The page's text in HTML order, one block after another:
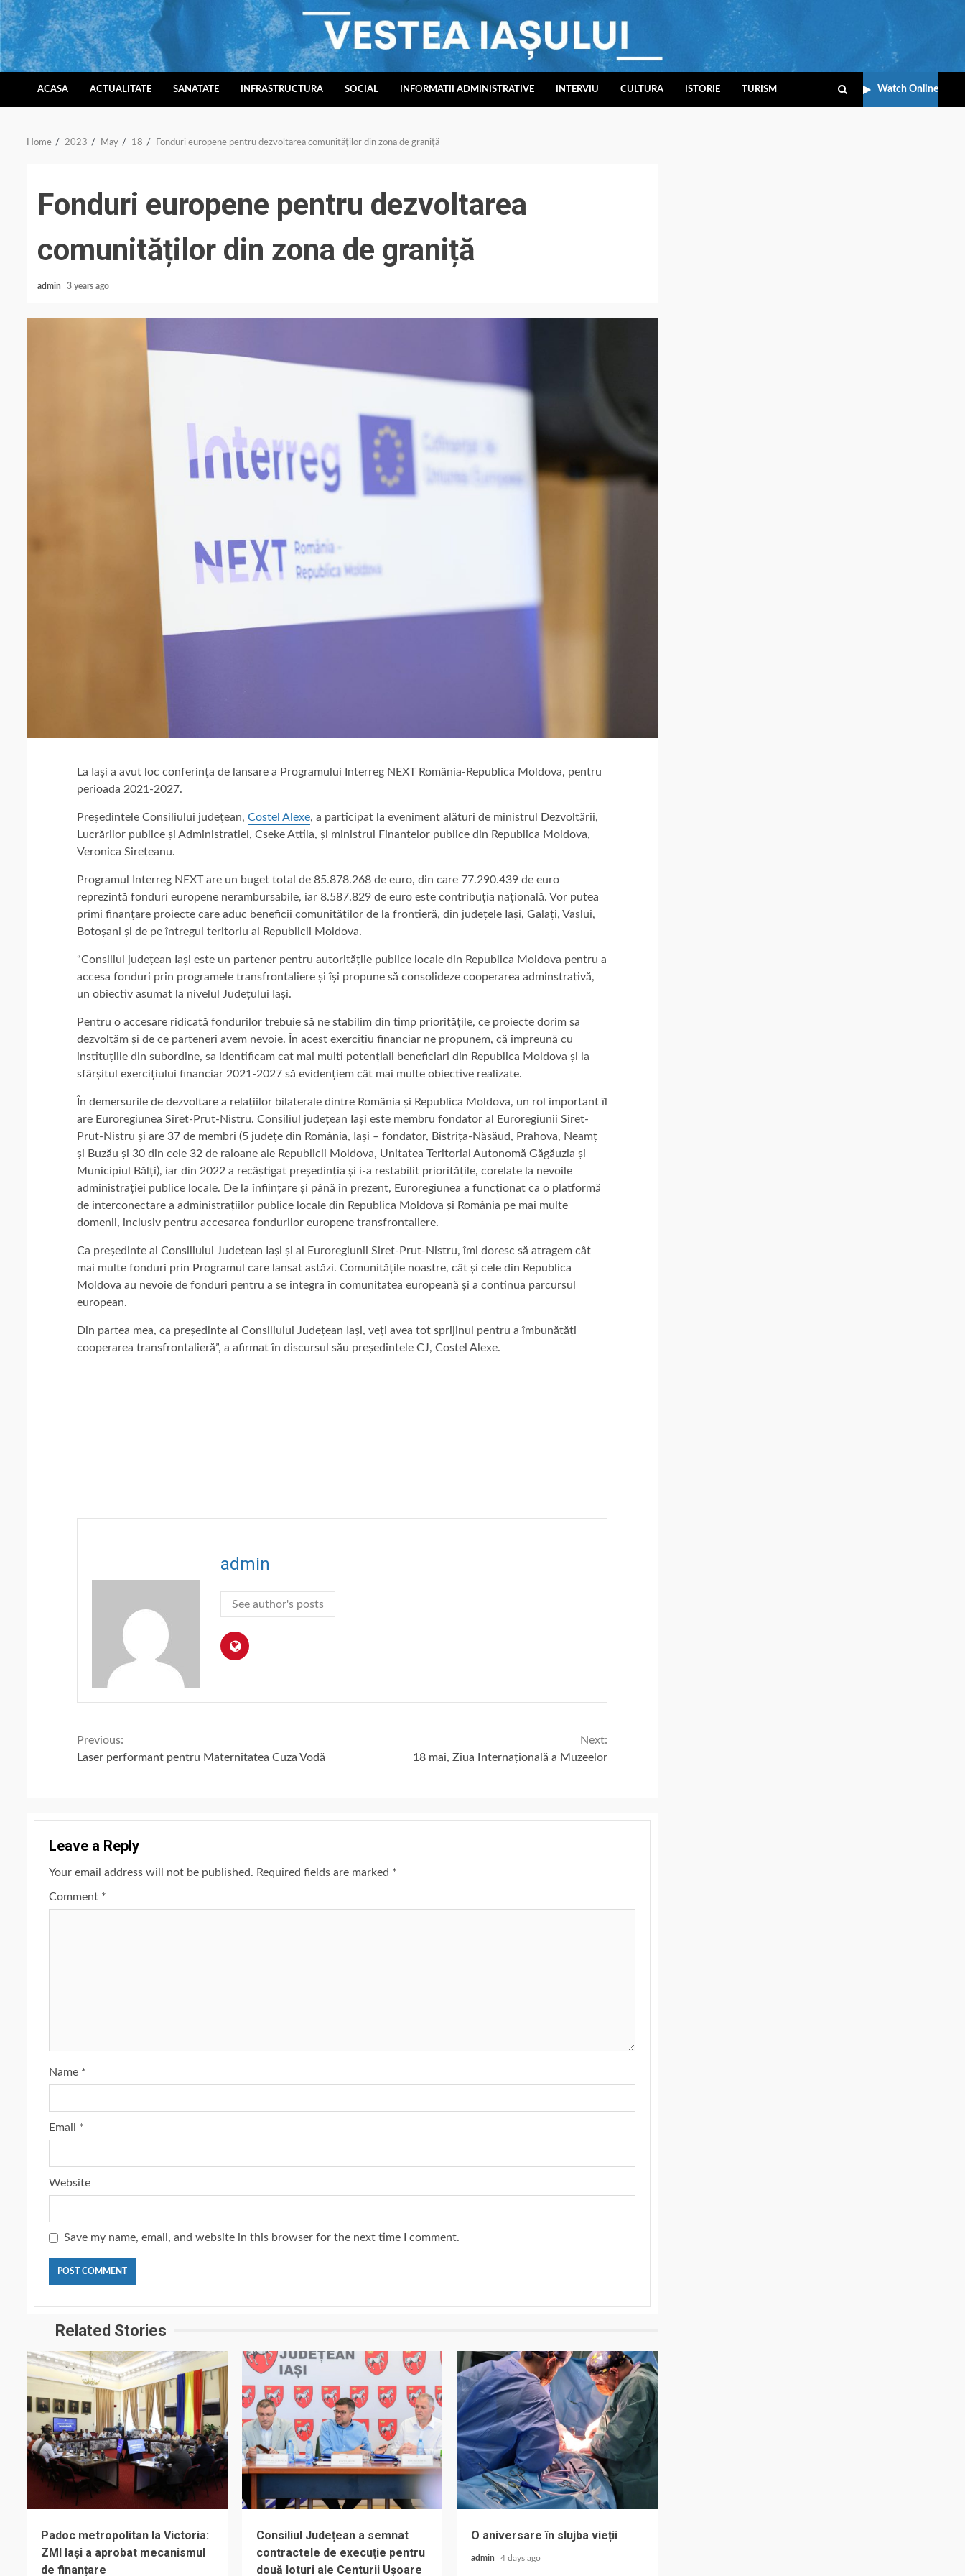
Skip
to
content
ACASA ACTUALITATE SANATATE INFRASTRUCTURA SOCIAL INFORMATII ADMINISTRATIVE INTERVIU CULTURA ISTORIE TURISM Watch Online
Home 2023 May 18 Fonduri europene pentru dezvoltarea comunităților din zona de graniță
Fonduri europene pentru dezvoltarea
comunităților din zona de graniță
admin 3 years ago
La Iași a avut loc conferinţa de lansare a Programului Interreg NEXT România-Republica Moldova, pentru
perioada 2021-2027.
Președintele Consiliului județean, Costel Alexe, a participat la eveniment alături de ministrul Dezvoltării,
Lucrărilor publice și Administrației, Cseke Attila, și ministrul Finanțelor publice din Republica Moldova,
Veronica Sirețeanu.
Programul Interreg NEXT are un buget total de 85.878.268 de euro, din care 77.290.439 de euro
reprezintă fonduri europene nerambursabile, iar 8.587.829 de euro este contribuția națională. Vor putea
primi finanțare proiecte care aduc beneficii comunităților de la frontieră, din județele Iași, Galați, Vaslui,
Botoșani și de pe întregul teritoriu al Republicii Moldova.
“Consiliul județean Iași este un partener pentru autoritățile publice locale din Republica Moldova pentru a
accesa fonduri prin programele transfrontaliere și își propune să consolideze cooperarea adminstrativă,
un obiectiv asumat la nivelul Județului Iași.
Pentru o accesare ridicată fondurilor trebuie să ne stabilim din timp prioritățile, ce proiecte dorim sa
dezvoltăm și de ce parteneri avem nevoie. În acest exercițiu financiar ne propunem, că împreună cu
instituțiile din subordine, sa identificam cat mai multi potențiali beneficiari din Republica Moldova și la
sfârșitul exercițiului financiar 2021-2027 să evidențiem cât mai multe obiective realizate.
În demersurile de dezvoltare a relațiilor bilaterale dintre România și Republica Moldova, un rol important îl
are Euroregiunea Siret-Prut-Nistru. Consiliul județean Iași este membru fondator al Euroregiunii Siret-
Prut-Nistru și are 37 de membri (5 județe din România, Iași – fondator, Bistrița-Năsăud, Prahova, Neamț
și Buzău și 30 din cele 32 de raioane ale Republicii Moldova, Unitatea Teritorial Autonomă Găgăuzia și
Municipiul Bălți), iar din 2022 a recâștigat președinția și i-a restabilit prioritățile, corelate la nevoile
administrației publice locale. De la înființare și până în prezent, Euroregiunea a funcționat ca o platformă
de interconectare a administrațiilor publice locale din Republica Moldova și România pe mai multe
domenii, inclusiv pentru accesarea fondurilor europene transfrontaliere.
Ca președinte al Consiliului Județean Iași și al Euroregiunii Siret-Prut-Nistru, îmi doresc să atragem cât
mai multe fonduri prin Programul care lansat astăzi. Comunitățile noastre, cât și cele din Republica
Moldova au nevoie de fonduri pentru a se integra în comunitatea europeană și a continua parcursul
european.
Din partea mea, ca președinte al Consiliului Județean Iași, veți avea tot sprijinul pentru a îmbunătăți
cooperarea transfrontalieră”, a afirmat în discursul său președintele CJ, Costel Alexe.
admin
See author's posts
Continue
Previous:
Laser performant pentru Maternitatea Cuza Vodă
Next:
18 mai, Ziua Internațională a Muzeelor
Leave a Reply
Your email address will not be published. Required fields are marked *
Comment *
Name *
Email *
Website
Save my name, email, and website in this browser for the next time I comment.
Related Stories
Padoc metropolitan la Victoria:
ZMI Iași a aprobat mecanismul
de finanțare
Consiliul Județean a semnat
contractele de execuție pentru
două loturi ale Centurii Ușoare
O aniversare în slujba vieții
admin 4 days ago